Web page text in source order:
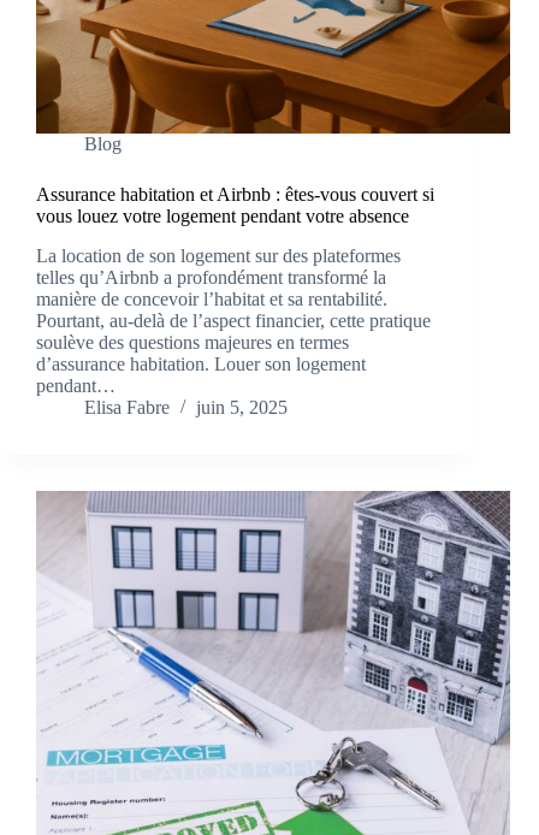
Blog
Assurance habitation et Airbnb : êtes-vous couvert si
vous louez votre logement pendant votre absence
La location de son logement sur des plateformes
telles qu’Airbnb a profondément transformé la
manière de concevoir l’habitat et sa rentabilité.
Pourtant, au-delà de l’aspect financier, cette pratique
soulève des questions majeures en termes
d’assurance habitation. Louer son logement
pendant…
Elisa Fabre
juin 5, 2025